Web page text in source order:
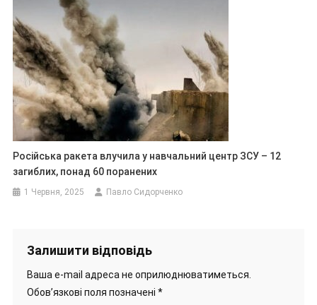
Російська ракета влучила у навчальний центр ЗСУ – 12
загиблих, понад 60 поранених
1 Червня, 2025 Павло Сидорченко
Залишити відповідь
Ваша e-mail адреса не оприлюднюватиметься.
Обов’язкові поля позначені *